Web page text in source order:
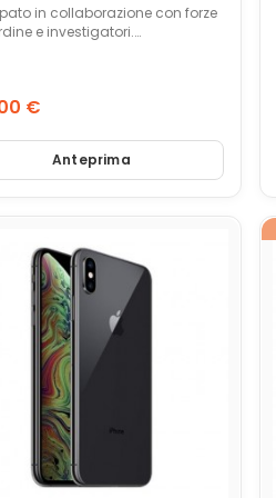
in collaborazione con forze
e investigatori.
minore di LEONARDO che
€
Anteprima